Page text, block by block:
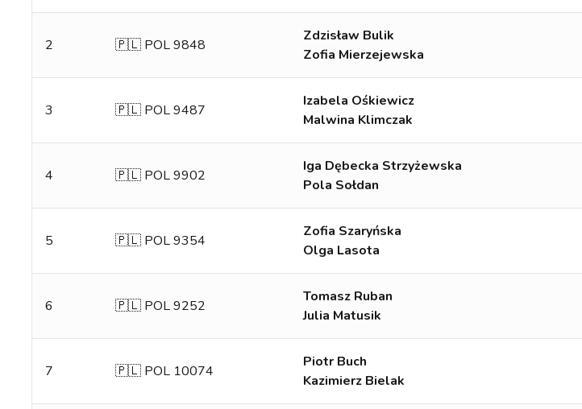
2 🇵🇱 POL 9848
Zdzisław Bulik
Zofia Mierzejewska
3 🇵🇱 POL 9487
Izabela Ośkiewicz
Malwina Klimczak
4 🇵🇱 POL 9902
Iga Dębecka Strzyżewska
Pola Sołdan
5 🇵🇱 POL 9354
Zofia Szaryńska
Olga Lasota
6 🇵🇱 POL 9252
Tomasz Ruban
Julia Matusik
7 🇵🇱 POL 10074
Piotr Buch
Kazimierz Bielak